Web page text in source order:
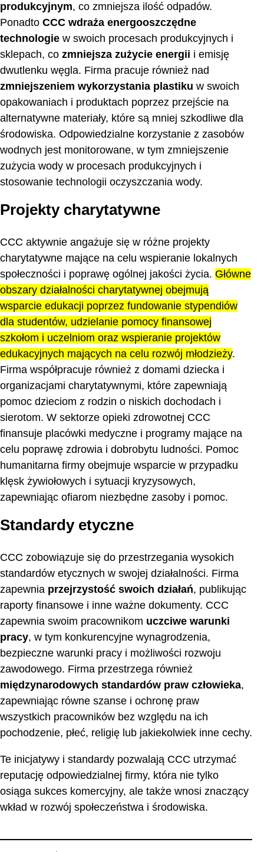
produkcyjnym, co zmniejsza ilość odpadów.
Ponadto CCC wdraża energooszczędne
technologie w swoich procesach produkcyjnych i
sklepach, co zmniejsza zużycie energii i emisję
dwutlenku węgla. Firma pracuje również nad
zmniejszeniem wykorzystania plastiku w swoich
opakowaniach i produktach poprzez przejście na
alternatywne materiały, które są mniej szkodliwe dla
środowiska. Odpowiedzialne korzystanie z zasobów
wodnych jest monitorowane, w tym zmniejszenie
zużycia wody w procesach produkcyjnych i
stosowanie technologii oczyszczania wody.
Projekty charytatywne
CCC aktywnie angażuje się w różne projekty
charytatywne mające na celu wspieranie lokalnych
społeczności i poprawę ogólnej jakości życia. Główne
obszary działalności charytatywnej obejmują
wsparcie edukacji poprzez fundowanie stypendiów
dla studentów, udzielanie pomocy finansowej
szkołom i uczelniom oraz wspieranie projektów
edukacyjnych mających na celu rozwój młodzieży.
Firma współpracuje również z domami dziecka i
organizacjami charytatywnymi, które zapewniają
pomoc dzieciom z rodzin o niskich dochodach i
sierotom. W sektorze opieki zdrowotnej CCC
finansuje placówki medyczne i programy mające na
celu poprawę zdrowia i dobrobytu ludności. Pomoc
humanitarna firmy obejmuje wsparcie w przypadku
klęsk żywiołowych i sytuacji kryzysowych,
zapewniając ofiarom niezbędne zasoby i pomoc.
Standardy etyczne
CCC zobowiązuje się do przestrzegania wysokich
standardów etycznych w swojej działalności. Firma
zapewnia przejrzystość swoich działań, publikując
raporty finansowe i inne ważne dokumenty. CCC
zapewnia swoim pracownikom uczciwe warunki
pracy, w tym konkurencyjne wynagrodzenia,
bezpieczne warunki pracy i możliwości rozwoju
zawodowego. Firma przestrzega również
międzynarodowych standardów praw człowieka,
zapewniając równe szanse i ochronę praw
wszystkich pracowników bez względu na ich
pochodzenie, płeć, religię lub jakiekolwiek inne cechy.
Te inicjatywy i standardy pozwalają CCC utrzymać
reputację odpowiedzialnej firmy, która nie tylko
osiąga sukces komercyjny, ale także wnosi znaczący
wkład w rozwój społeczeństwa i środowiska.